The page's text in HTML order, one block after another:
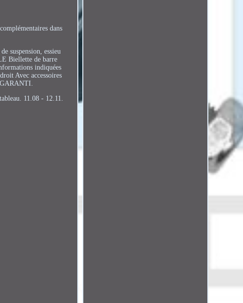
dans
suspension, essieu
Biellette de barre
indiquées
Avec accessoires
11.08 - 12.11.